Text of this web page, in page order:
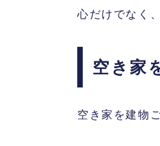
心だけでなく
空き家
空き家を建物